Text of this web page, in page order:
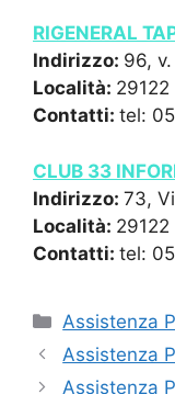
RIGENERAL
Indirizzo: 96,
Località: 29122
Contatti: tel:
CLUB 33
Indirizzo: 73,
Località: 29122
Contatti: tel:
Categorie
Assistenza
Assistenza
Assistenza